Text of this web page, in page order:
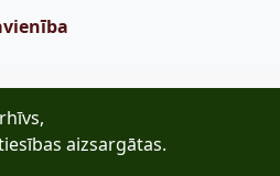
aizsargātas.